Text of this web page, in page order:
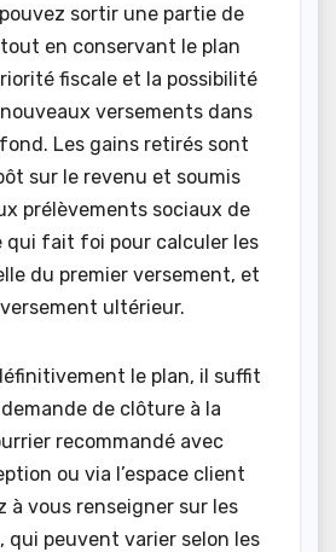
sortir une partie de
en conservant le plan
fiscale et la possibilité
versements dans
Les gains retirés sont
sur le revenu et soumis
prélèvements sociaux de
qui fait foi pour calculer les
du premier versement, et
ultérieur.
le plan, il suffit
de clôture à la
recommandé avec
ou via l’espace client
à vous renseigner sur les
qui peuvent varier selon les